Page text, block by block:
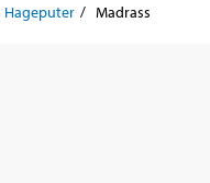
Hageputer Madrass